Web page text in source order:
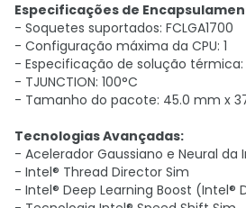
Especificações de
- Soquetes suportados: FCLGA1700
- Configuração máxima da CPU: 1
- Especificação de solução térmica:
- TJUNCTION: 100°C
- Tamanho do pacote: 45.0 mm x
Tecnologias Avançadas:
- Acelerador Gaussiano e Neural da
- Intel® Thread Director Sim
- Intel® Deep Learning Boost (Intel®